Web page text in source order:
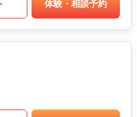
体験・相談予約